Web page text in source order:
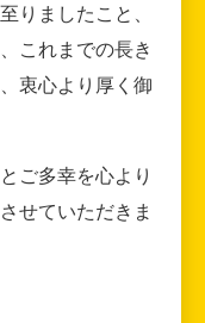
りましたこと、
これまでの長き
衷心より厚く御
ご多幸を心より
せていただきま